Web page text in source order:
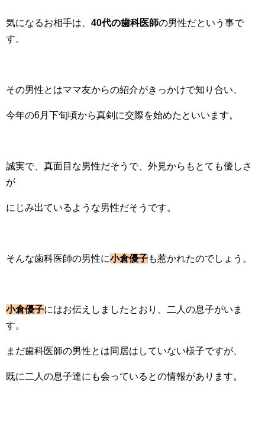
気になるお相手は、 40代の歯科医師の男性だという事で
す。
その男性とはママ友からの紹介がきっかけで知り合い、
今年の6月下旬頃から真剣に交際を始めたといいます。
誠実で、真面目な男性だそうで、外見からもとても優しさ
が
にじみ出ているような男性だそうです。
そんな歯科医師の男性に小倉優子も惹かれたのでしょう。
小倉優子にはお伝えしましたとおり、二人の息子がいま
す。
まだ歯科医師の男性とは同居はしていない様子ですが、
既に二人の息子達にも会っているとの情報があります。